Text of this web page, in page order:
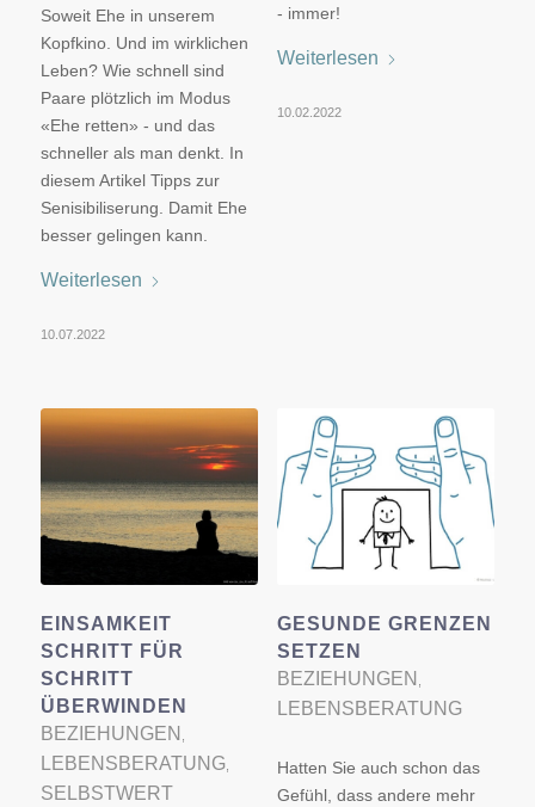
Soweit Ehe in unserem
Kopfkino. Und im wirklichen
Leben? Wie schnell sind
Paare plötzlich im Modus
«Ehe retten» - und das
schneller als man denkt. In
diesem Artikel Tipps zur
Senisibiliserung. Damit Ehe
besser gelingen kann.
Weiterlesen
10.07.2022
- immer!
Weiterlesen
10.02.2022
EINSAMKEIT
SCHRITT FÜR
SCHRITT
ÜBERWINDEN
BEZIEHUNGEN
LEBENSBERATUNG,
SELBSTWERT
GESUNDE GRENZEN
SETZEN
BEZIEHUNGEN
LEBENSBERATUNG
Hatten Sie auch schon das
Gefühl, dass andere mehr